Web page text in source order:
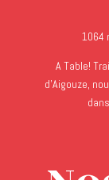
1064
A Table!
d’Aigouze,